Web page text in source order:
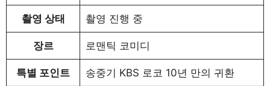
촬영 상태 촬영 진행 중
장르 로맨틱 코미디
특별 포인트 송중기 KBS 로코 10년 만의 귀환